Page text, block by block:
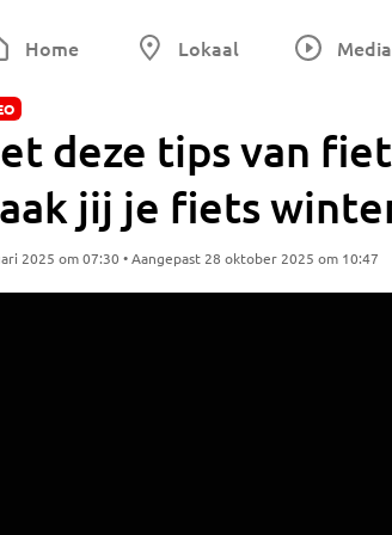
Home Lokaal Media
deze tips van
jij je fiets
2025 om 07:30 • Aangepast 28 oktober 2025 om 10:47